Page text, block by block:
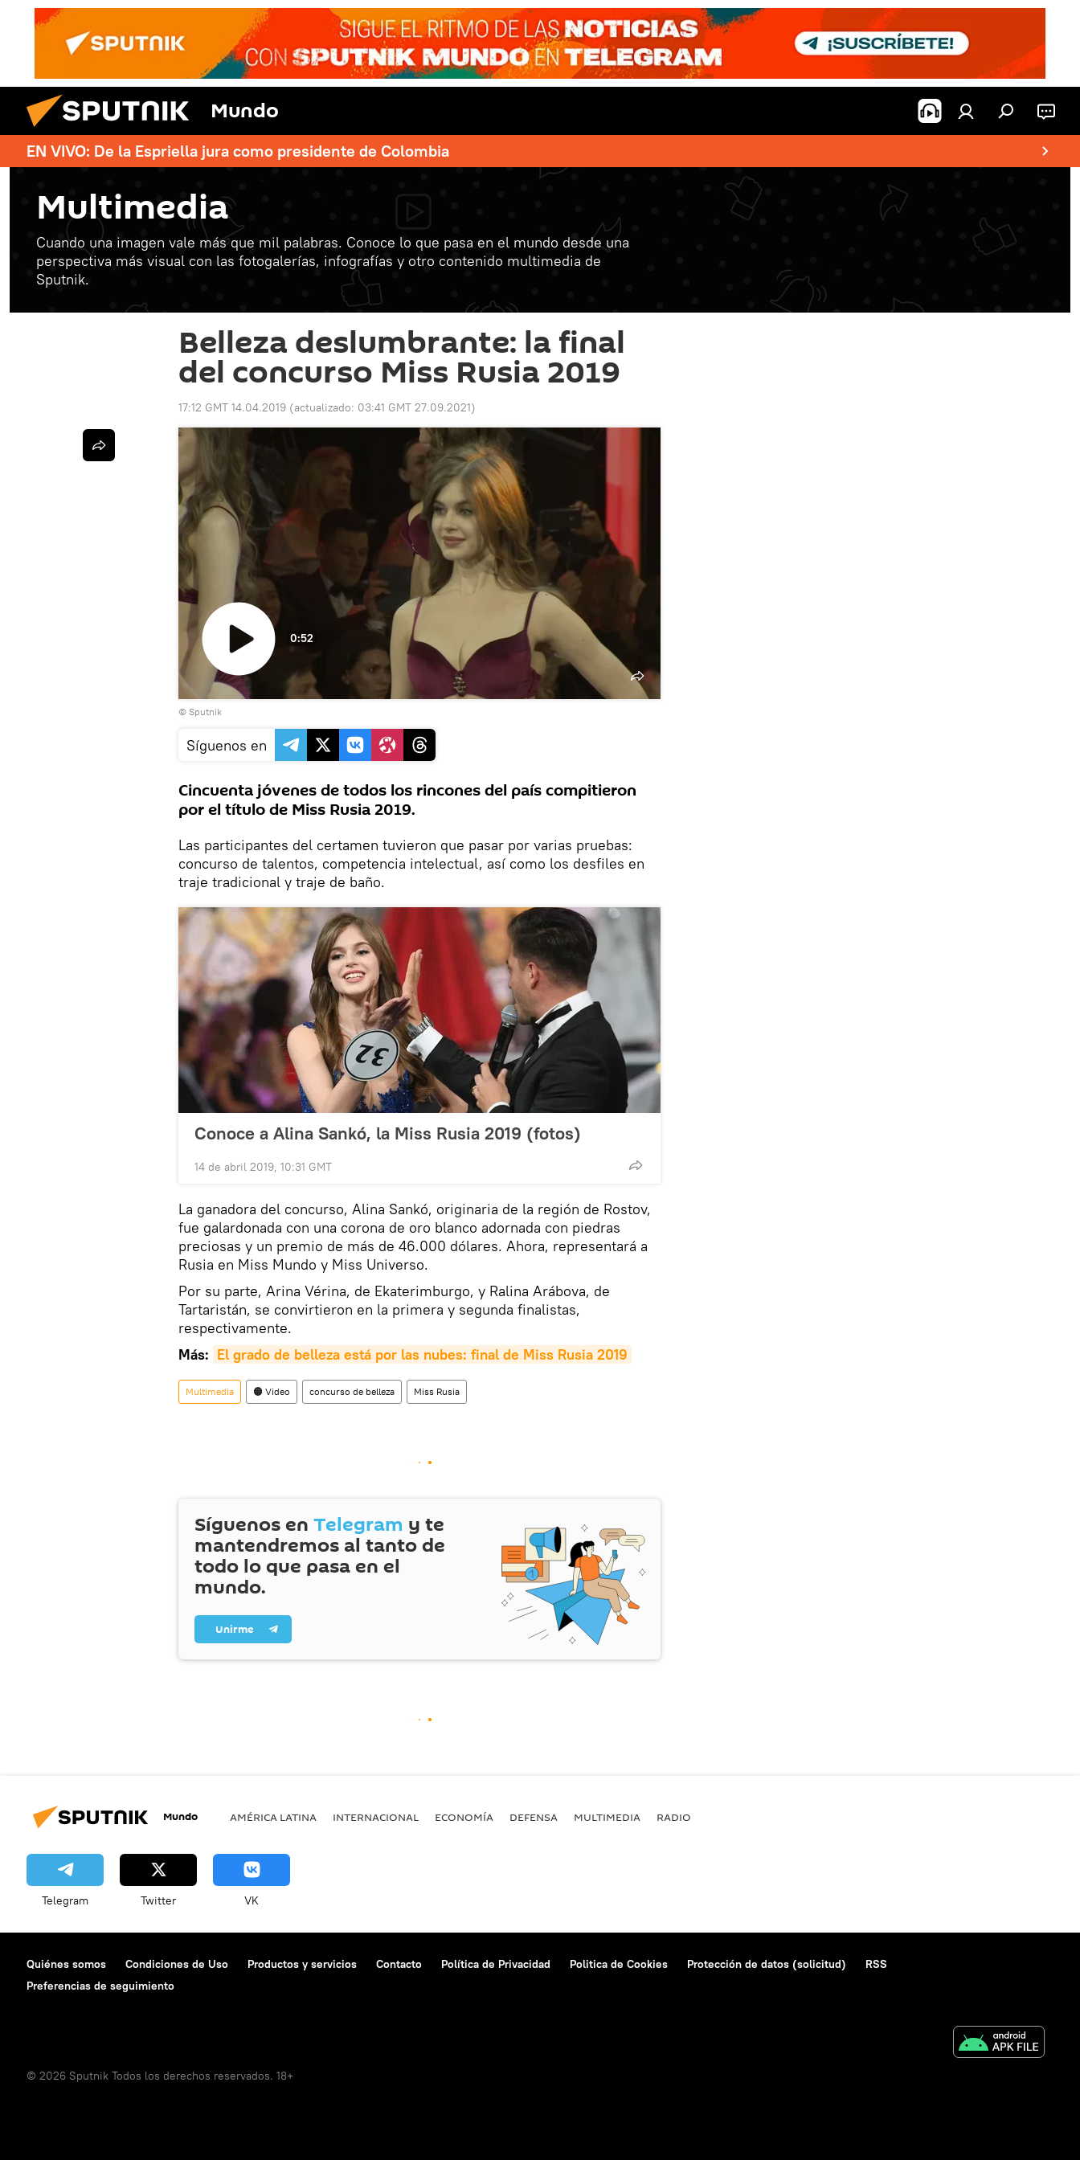
Mundo
EN VIVO: De la Espriella jura como presidente de Colombia
Multimedia
Cuando una imagen vale más que mil palabras. Conoce lo que pasa en el mundo desde una
perspectiva más visual con las fotogalerías, infografías y otro contenido multimedia de
Sputnik.
Belleza deslumbrante: la final
del concurso Miss Rusia 2019
17:12 GMT 14.04.2019 (actualizado: 03:41 GMT 27.09.2021)
Reproducir
0:52
© Sputnik
Síguenos en
Cincuenta jóvenes de todos los rincones del país compitieron
por el título de Miss Rusia 2019.
Las participantes del certamen tuvieron que pasar por varias pruebas:
concurso de talentos, competencia intelectual, así como los desfiles en
traje tradicional y traje de baño.
Conoce a Alina Sankó, la Miss Rusia 2019 (fotos)
14 de abril 2019, 10:31 GMT
La ganadora del concurso, Alina Sankó, originaria de la región de Rostov,
fue galardonada con una corona de oro blanco adornada con piedras
preciosas y un premio de más de 46.000 dólares. Ahora, representará a
Rusia en Miss Mundo y Miss Universo.
Por su parte, Arina Vérina, de Ekaterimburgo, y Ralina Arábova, de
Tartaristán, se convirtieron en la primera y segunda finalistas,
respectivamente.
Más: El grado de belleza está por las nubes: final de Miss Rusia 2019
Multimedia 🟠 Video concurso de belleza Miss Rusia
Síguenos en Telegram y te
mantendremos al tanto de
todo lo que pasa en el
mundo.
Unirme
Mundo AMÉRICA LATINA INTERNACIONAL ECONOMÍA DEFENSA MULTIMEDIA RADIO
Telegram Twitter VK
Quiénes somos Condiciones de Uso Productos y servicios Contacto Política de Privacidad Politica de Cookies Protección de datos (solicitud)
RSS
Preferencias de seguimiento
© 2026 Sputnik Todos los derechos reservados. 18+